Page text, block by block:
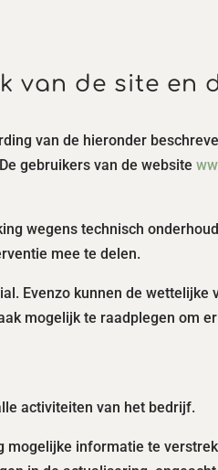
van de site en
van de hieronder
gebruikers van de website
wegens technisch
mee te delen.
Evenzo kunnen de
mogelijk te raadplegen om
activiteiten van het bedrijf.
mogelijke informatie te